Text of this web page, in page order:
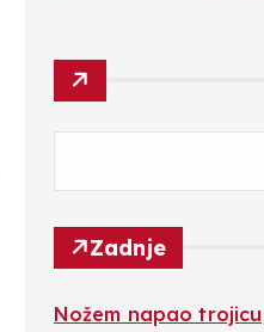
Zadnje
Nožem napao